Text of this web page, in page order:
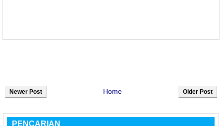
Newer Post Older Post
Home
PENCARIAN